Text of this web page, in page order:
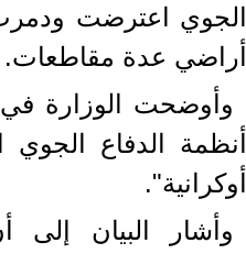
أراضي عدة مقاطعات.
وأوضحت الوزارة في
أوكرانية".
وأشار البيان